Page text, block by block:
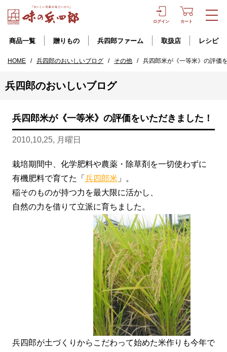
ログイン カート
商品一覧 贈りもの 兵四郎ファーム 取扱店 レシピ
HOME / 兵四郎のおいしいブログ / その他 / 兵四郎米が《一等米》の評価
兵四郎のおいしいブログ
兵四郎米が《一等米》の評価をいただきました！
2010,10,25, 月曜日
栽培期間中、化学肥料や農薬・除草剤を一切使わずに
有機肥料で育てた「 兵四郎米」。
稲そのものが持つ力を最大限に活かし、
自然の力を借りて立派に育ちました。
兵四郎が土づくりからこだわって始めた米作りも今年で